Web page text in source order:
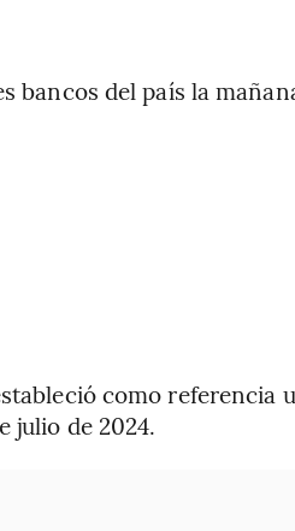
bancos del país la
como referencia
julio de 2024.